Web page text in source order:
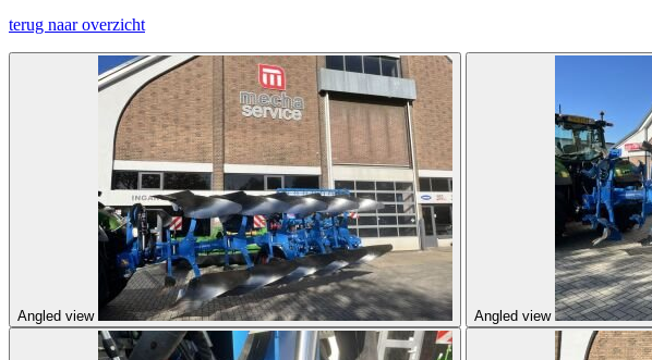
terug naar overzicht
Angled view Angled view